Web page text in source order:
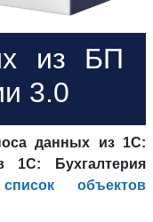
из БП
3.0
данных из 1С:
1С: Бухгалтерия
объектов